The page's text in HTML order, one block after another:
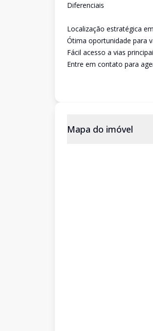
Diferenciais
Localização estratégica
Ótima oportunidade para
Fácil acesso a vias
Entre em contato para
Mapa do imóvel